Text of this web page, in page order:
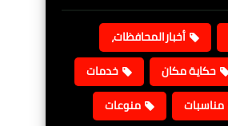
أخبارالمحافظات،
حكاية مكان
خدمات
مناسبات منوعات